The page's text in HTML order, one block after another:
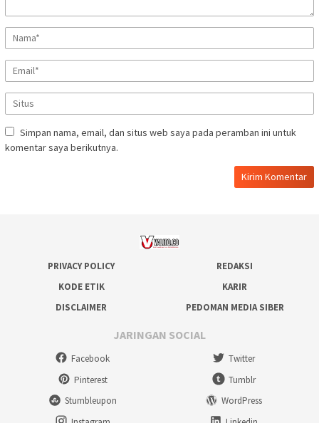
Simpan nama, email, dan situs web saya pada peramban ini untuk
komentar saya berikutnya.
PRIVACY POLICY
REDAKSI
KODE ETIK
KARIR
DISCLAIMER
PEDOMAN MEDIA SIBER
JARINGAN SOCIAL
Facebook
Twitter
Pinterest
Tumblr
Stumbleupon
WordPress